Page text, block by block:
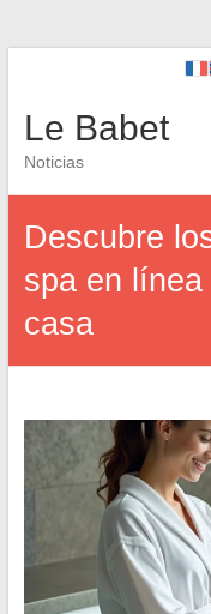
Le Babet
Noticias
Descubre
spa en
casa